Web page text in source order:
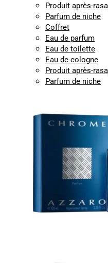
Produit après-
Parfum de niche
Coffret
Eau de parfum
Eau de toilette
Eau de cologne
Produit après-
Parfum de niche